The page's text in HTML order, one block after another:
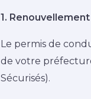
1. Renouvellement
Le permis de
de votre
Sécurisés).